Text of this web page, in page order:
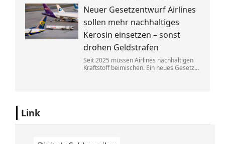
Die neuen Zahlen heizen die Debatte
über eine Übergewinnsteuer an.
Neuer Gesetzentwurf Airlines
sollen mehr nachhaltiges
Kerosin einsetzen – sonst
drohen Geldstrafen
Seit 2025 müssen Airlines nachhaltigen
Kraftstoff beimischen. Ein neues Gesetz
Link